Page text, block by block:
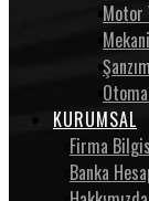
Motor
KURUMSAL
Firma
Banka